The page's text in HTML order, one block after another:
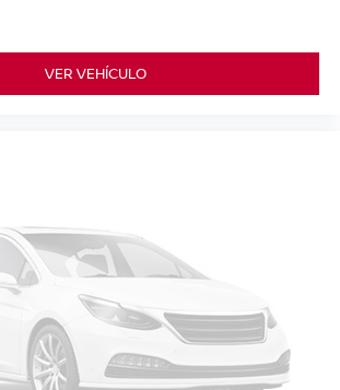
VER VEHÍCULO